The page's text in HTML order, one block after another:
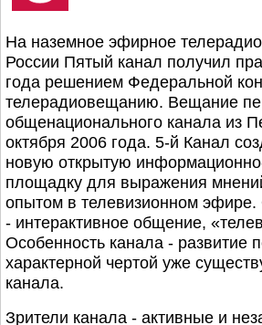
На наземное эфирное
России Пятый канал получил
года решением Федеральной
телерадиовещанию. Вещание
общенационального канала из
октября 2006 года. 5-й Канал
новую открытую
площадку для выражения
опытом в телевизионном эфире.
- интерактивное общение,
Особенность канала - развитие
характерной чертой уже
канала.
Зрители канала - активные и